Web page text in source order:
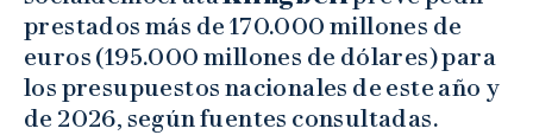
prestados más de 170.000 millones de
euros (195.000 millones de dólares) para
los presupuestos nacionales de este año y
de 2026, según fuentes consultadas.